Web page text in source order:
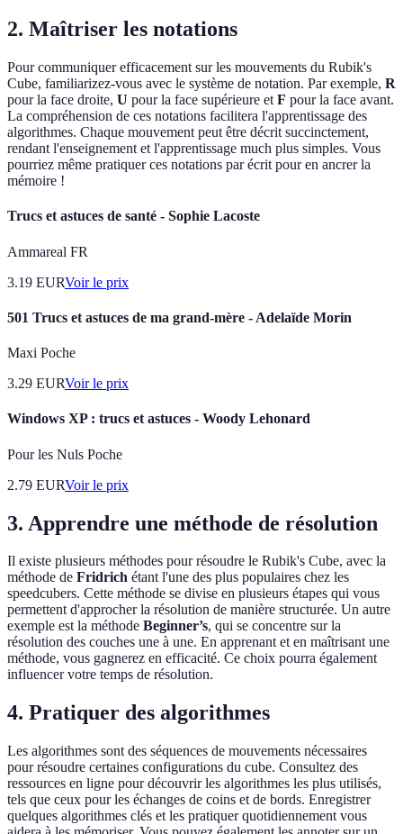
2. Maîtriser les notations
Pour communiquer efficacement sur les mouvements du Rubik's
Cube, familiarizez-vous avec le système de notation. Par exemple, R
pour la face droite, U pour la face supérieure et F pour la face avant.
La compréhension de ces notations facilitera l'apprentissage des
algorithmes. Chaque mouvement peut être décrit succinctement,
rendant l'enseignement et l'apprentissage much plus simples. Vous
pourriez même pratiquer ces notations par écrit pour en ancrer la
mémoire !
Trucs et astuces de santé - Sophie Lacoste
Ammareal FR
3.19 EURVoir le prix
501 Trucs et astuces de ma grand-mère - Adelaïde Morin
Maxi Poche
3.29 EURVoir le prix
Windows XP : trucs et astuces - Woody Lehonard
Pour les Nuls Poche
2.79 EURVoir le prix
3. Apprendre une méthode de résolution
Il existe plusieurs méthodes pour résoudre le Rubik's Cube, avec la
méthode de Fridrich étant l'une des plus populaires chez les
speedcubers. Cette méthode se divise en plusieurs étapes qui vous
permettent d'approcher la résolution de manière structurée. Un autre
exemple est la méthode Beginner’s, qui se concentre sur la
résolution des couches une à une. En apprenant et en maîtrisant une
méthode, vous gagnerez en efficacité. Ce choix pourra également
influencer votre temps de résolution.
4. Pratiquer des algorithmes
Les algorithmes sont des séquences de mouvements nécessaires
pour résoudre certaines configurations du cube. Consultez des
ressources en ligne pour découvrir les algorithmes les plus utilisés,
tels que ceux pour les échanges de coins et de bords. Enregistrer
quelques algorithmes clés et les pratiquer quotidiennement vous